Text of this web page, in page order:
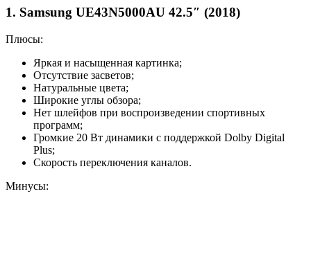
1. Samsung UE43N5000AU 42.5″ (2018)
Плюсы:
Яркая и насыщенная картинка;
Отсутствие засветов;
Натуральные цвета;
Широкие углы обзора;
Нет шлейфов при воспроизведении спортивных
программ;
Громкие 20 Вт динамики с поддержкой Dolby Digital
Plus;
Скорость переключения каналов.
Минусы: